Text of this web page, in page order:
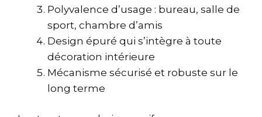
Polyvalence d’usage : bureau, salle de
sport, chambre d’amis
Design épuré qui s’intègre à toute
décoration intérieure
Mécanisme sécurisé et robuste sur le
long terme